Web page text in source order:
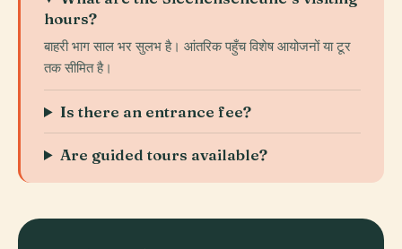
hours?
बाहरी भाग साल भर सुलभ है। आंतरिक पहुँच विशेष आयोजनों या टूर
तक सीमित है।
Is there an entrance fee?
Are guided tours available?